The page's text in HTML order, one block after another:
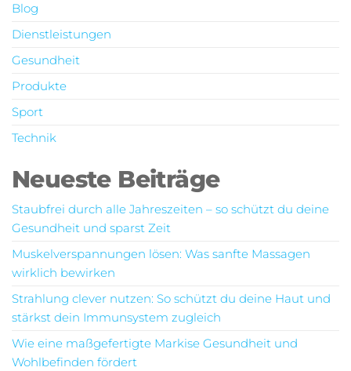
Blog
Dienstleistungen
Gesundheit
Produkte
Sport
Technik
Neueste Beiträge
Staubfrei durch alle Jahreszeiten – so schützt du deine
Gesundheit und sparst Zeit
Muskelverspannungen lösen: Was sanfte Massagen
wirklich bewirken
Strahlung clever nutzen: So schützt du deine Haut und
stärkst dein Immunsystem zugleich
Wie eine maßgefertigte Markise Gesundheit und
Wohlbefinden fördert